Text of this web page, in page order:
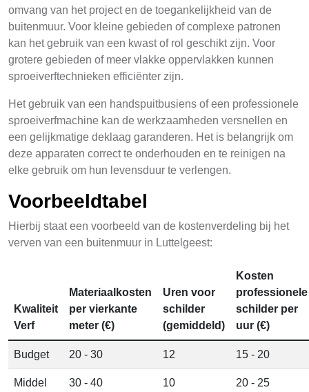
omvang van het project en de toegankelijkheid van de
buitenmuur. Voor kleine gebieden of complexe patronen
kan het gebruik van een kwast of rol geschikt zijn. Voor
grotere gebieden of meer vlakke oppervlakken kunnen
sproeiverftechnieken efficiënter zijn.
Het gebruik van een handspuitbusiens of een professionele
sproeiverfmachine kan de werkzaamheden versnellen en
een gelijkmatige deklaag garanderen. Het is belangrijk om
deze apparaten correct te onderhouden en te reinigen na
elke gebruik om hun levensduur te verlengen.
Voorbeeldtabel
Hierbij staat een voorbeeld van de kostenverdeling bij het
verven van een buitenmuur in Luttelgeest:
Kwaliteit
Verf
Materiaalkosten
per vierkante
meter (€)
Uren voor
schilder
(gemiddeld)
Kosten
professionele
schilder per
uur (€)
Budget 20 - 30 12 15 - 20
Middel 30 - 40 10 20 - 25